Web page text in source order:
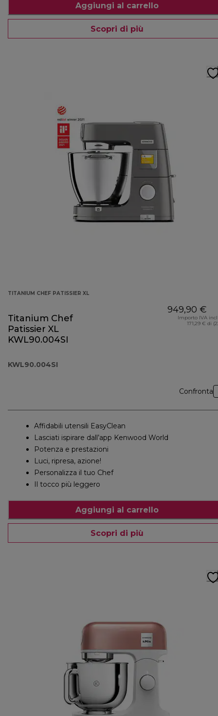
Aggiungi al carrello
Scopri di più
TITANIUM CHEF PATISSIER XL
Titanium Chef
Patissier XL
KWL90.004SI
KWL90.004SI
949,90 €
Importo IVA
171,29 € di
Confronta
Affidabili utensili EasyClean
Lasciati ispirare dall’app Kenwood World
Potenza e prestazioni
Luci, ripresa, azione!
Personalizza il tuo Chef
Il tocco più leggero
Aggiungi al carrello
Scopri di più